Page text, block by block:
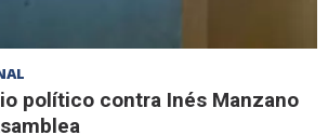
político contra Inés Manzano